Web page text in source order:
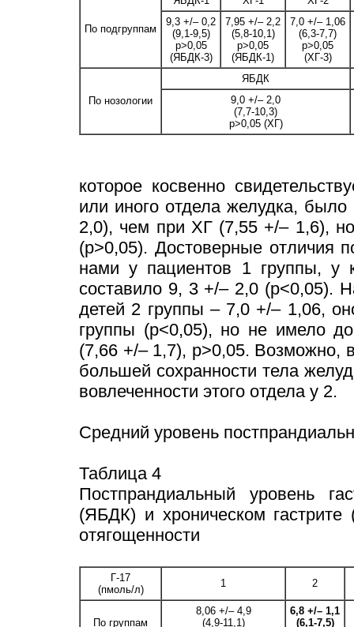
По подгруппам
9,3 +/– 0,2
(9,1-9,5)
p>0,05
(ЯБДК-3)
7,95 +/– 2,2
(5,8-10,1)
p>0,05
(ЯБДК-1)
7,0 +/– 1,06
(6,3-7,7)
p>0,05
(ХГ-3)
По нозологии
ЯБДК
9,0 +/– 2,0
(7,7-10,3)
p>0,05 (ХГ)
которое косвенно
или иного отдела желудка,
2,0), чем при ХГ (7,55 +/– 1,6),
(р>0,05). Достоверные отличия
нами у пациентов 1 группы,
составило 9, 3 +/– 2,0 (р<0,05).
детей 2 группы – 7,0 +/– 1,06,
группы (р<0,05), но не имело
(7,66 +/– 1,7), р>0,05. Возможно,
большей сохранности тела
вовлеченности этого отдела у 2.
Средний уровень
Таблица 4
Постпрандиальный уровень
(ЯБДК) и хроническом
отягощенности
Г-17
(пмоль/л)
1 2
По группам
8,06 +/– 4,9
(4,9-11,1)
6,8 +/– 1,1
(6,1-7,5)